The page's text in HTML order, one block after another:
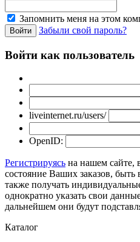
Запомнить меня на этом
Забыли свой пароль?
Войти как пользователь
liveinternet.ru/users/
OpenID:
Регистрируясь на нашем сайте,
состояние Ваших заказов, быть
также получать
однократно указать свои
дальнейшем они будут
Каталог